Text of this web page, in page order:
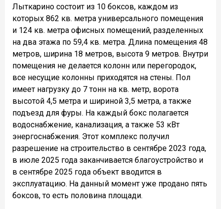
Лыткарино состоит из 10 боксов, каждом из
которых 862 кв. метра универсального помещения
и 124 кв. метра офисных помещений, разделенных
на два этажа по 59,4 кв. метра. Длина помещения 48
метров, ширина 18 метров, высота 9 метров. Внутри
помещения не делается колонн или перегородок,
все несущие колонны приходятся на стены. Пол
имеет нагрузку до 7 тонн на кв. метр, ворота
высотой 4,5 метра и шириной 3,5 метра, а также
подъезд для фуры. На каждый бокс полагается
водоснабжение, канализация, а также 53 кВт
энергоснабжения. Этот комплекс получил
разрешение на строительство в сентябре 2023 года,
в июле 2025 года заканчивается благоустройство и
в сентябре 2025 года объект вводится в
эксплуатацию. На данный момент уже продано пять
боксов, то есть половина площади.